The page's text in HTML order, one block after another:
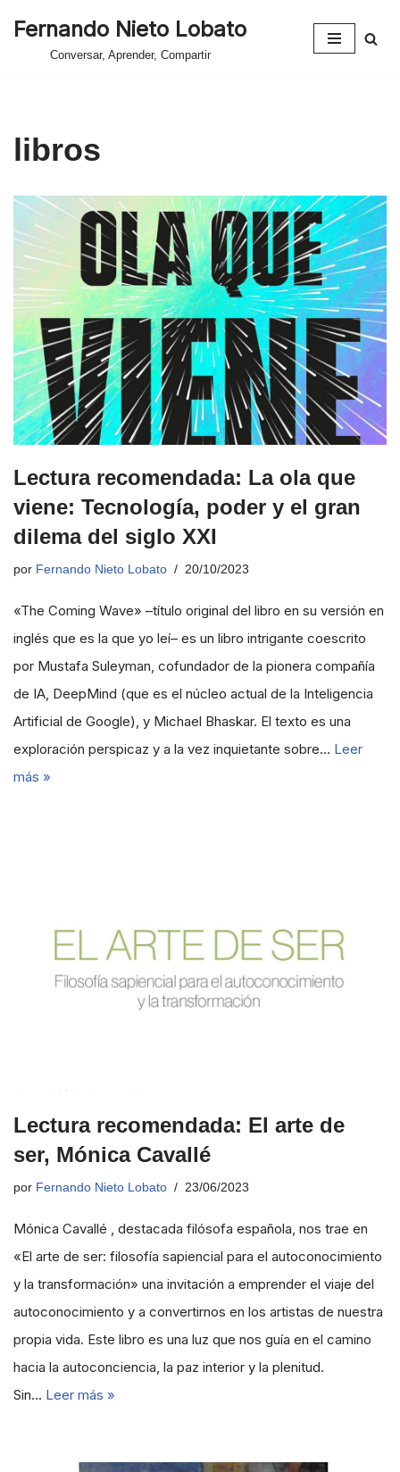
Fernando Nieto Lobato
Conversar, Aprender, Compartir
libros
Lectura recomendada: La ola que
viene: Tecnología, poder y el gran
dilema del siglo XXI
por Fernando Nieto Lobato 20/10/2023
«The Coming Wave» –título original del libro en su versión en
inglés que es la que yo leí– es un libro intrigante coescrito
por Mustafa Suleyman, cofundador de la pionera compañía
de IA, DeepMind (que es el núcleo actual de la Inteligencia
Artificial de Google), y Michael Bhaskar. El texto es una
exploración perspicaz y a la vez inquietante sobre… Leer
más »
Lectura recomendada: El arte de
ser, Mónica Cavallé
por Fernando Nieto Lobato 23/06/2023
Mónica Cavallé , destacada filósofa española, nos trae en
«El arte de ser: filosofía sapiencial para el autoconocimiento
y la transformación» una invitación a emprender el viaje del
autoconocimiento y a convertirnos en los artistas de nuestra
propia vida. Este libro es una luz que nos guía en el camino
hacia la autoconciencia, la paz interior y la plenitud.
Sin… Leer más »